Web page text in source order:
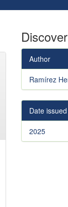
Discover
Author
Ramírez
Date issued
2025